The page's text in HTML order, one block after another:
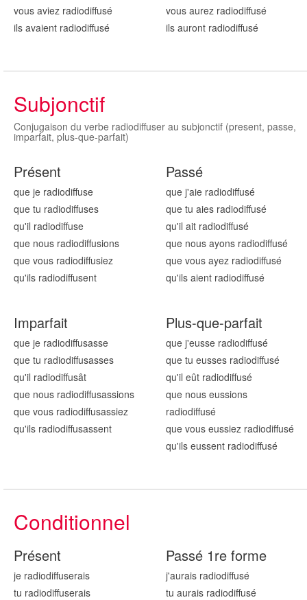
vous aviez radiodiffusé
ils avaient radiodiffusé
vous aurez radiodiffusé
ils auront radiodiffusé
Subjonctif
Conjugaison du verbe radiodiffuser au subjonctif (present, passe,
imparfait, plus-que-parfait)
Présent
que je radiodiffuse
que tu radiodiffuses
qu'il radiodiffuse
que nous radiodiffusions
que vous radiodiffusiez
qu'ils radiodiffusent
Passé
que j'aie radiodiffusé
que tu aies radiodiffusé
qu'il ait radiodiffusé
que nous ayons radiodiffusé
que vous ayez radiodiffusé
qu'ils aient radiodiffusé
Imparfait
que je radiodiffusasse
que tu radiodiffusasses
qu'il radiodiffusât
que nous radiodiffusassions
que vous radiodiffusassiez
qu'ils radiodiffusassent
Plus-que-parfait
que j'eusse radiodiffusé
que tu eusses radiodiffusé
qu'il eût radiodiffusé
que nous eussions
radiodiffusé
que vous eussiez radiodiffusé
qu'ils eussent radiodiffusé
Conditionnel
Présent
je radiodiffuserais
tu radiodiffuserais
Passé 1re forme
j'aurais radiodiffusé
tu aurais radiodiffusé